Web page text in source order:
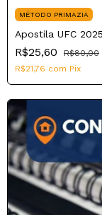
MÉTODO PRIMAZIA
Apostila UFC
R$25,60
R$80,00
R$21,76 com Pix